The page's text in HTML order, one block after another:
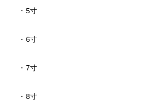
・ 5寸
・ 6寸
・ 7寸
・ 8寸